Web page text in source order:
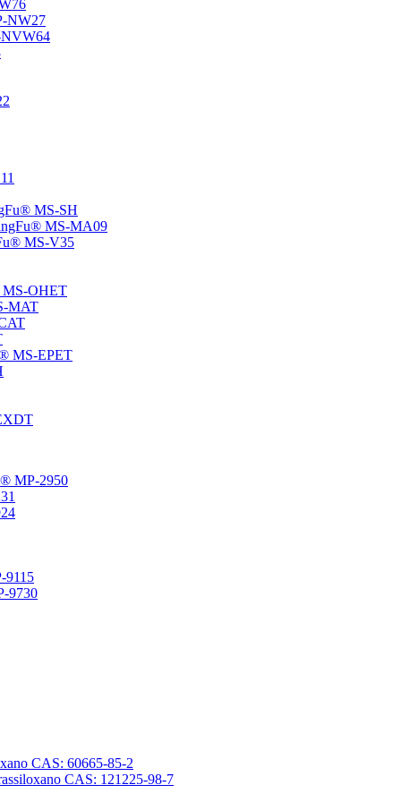
NW27
NVW64
MS-SH
MS-MA09
MS-V35
MS-OHET
MAT
MS-EPET
MP-2950
9115
9730
CAS: 60665-85-2
CAS: 121225-98-7